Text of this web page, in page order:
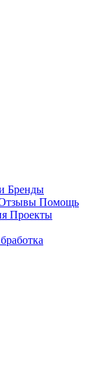
Бренды
Помощь
Проекты